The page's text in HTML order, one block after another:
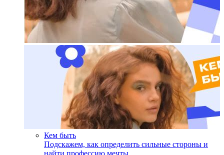
Кем быть
Подскажем, как определить сильные стороны и
найти профессию мечты